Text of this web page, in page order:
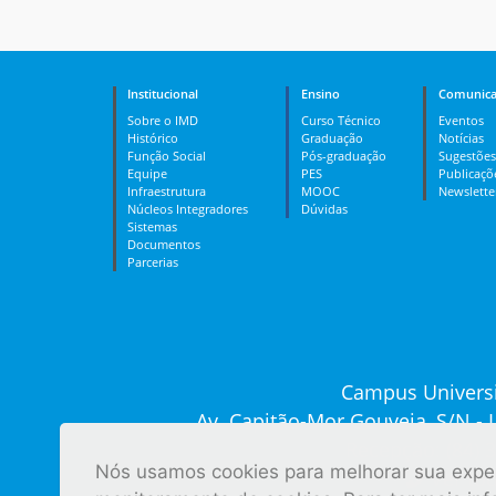
Nós usamos cookies para melhorar sua
Institucional
Sobre o IMD
Histórico
Função Social
Equipe
Infraestrutura
Núcleos Integradores
Sistemas
Documentos
Parcerias
Ensino
Curso Técnico
Graduação
Pós-graduação
PES
MOOC
Dúvidas
Eventos
Notícias
Campus
Av. Capitão-Mor Gouveia, S/N -
Ver